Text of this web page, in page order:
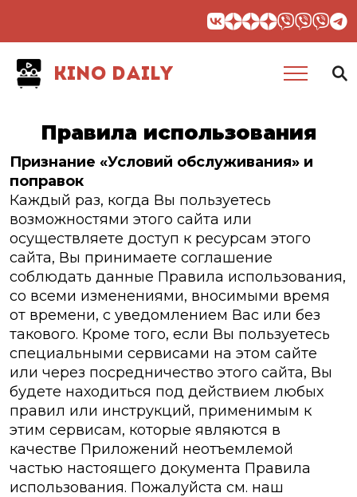
KINO DAILY
Правила использования
Признание «Условий обслуживания» и
поправок
Каждый раз, когда Вы пользуетесь
возможностями этого сайта или
осуществляете доступ к ресурсам этого
сайта, Вы принимаете соглашение
соблюдать данные Правила использования,
со всеми изменениями, вносимыми время
от времени, с уведомлением Вас или без
такового. Кроме того, если Вы пользуетесь
специальными сервисами на этом сайте
или через посредничество этого сайта, Вы
будете находиться под действием любых
правил или инструкций, применимым к
этим сервисам, которые являются в
качестве Приложений неотъемлемой
частью настоящего документа Правила
использования. Пожалуйста см. наш